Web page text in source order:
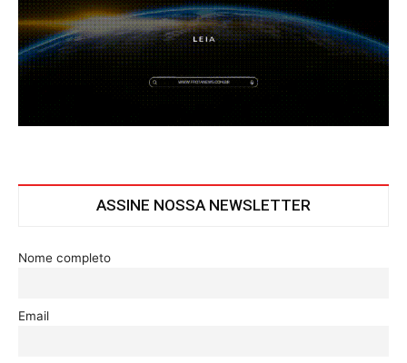
ASSINE NOSSA NEWSLETTER
Nome completo
Email